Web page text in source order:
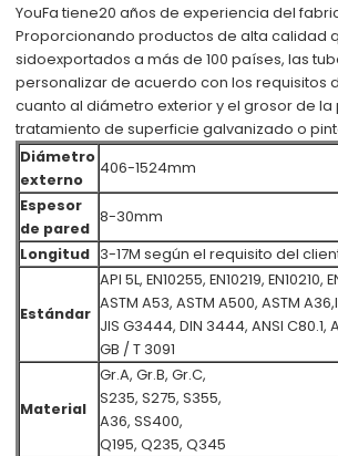
YouFa tiene20 años de experiencia del
Proporcionando productos de alta calidad
sidoexportados a más de 100 países, las
personalizar de acuerdo con los requisitos
cuanto al diámetro exterior y el grosor de
tratamiento de superficie galvanizado o
Diámetro
externo
406-1524mm
Espesor
de pared
8-30mm
Longitud 3-17M según el requisito del
Estándar
API 5L, EN10255, EN10219, EN10210,
ASTM A53, ASTM A500, ASTM A36,
JIS G3444, DIN 3444, ANSI C80.1,
GB / T 3091
Material
Gr.A, Gr.B, Gr.C,
S235, S275, S355,
A36, SS400,
Q195, Q235, Q345